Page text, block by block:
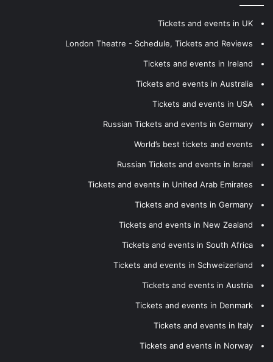
Tickets and events in UK
London Theatre - Schedule, Tickets and Reviews
Tickets and events in Ireland
Tickets and events in Australia
Tickets and events in USA
Russian Tickets and events in Germany
World’s best tickets and events
Russian Tickets and events in Israel
Tickets and events in United Arab Emirates
Tickets and events in Germany
Tickets and events in New Zealand
Tickets and events in South Africa
Tickets and events in Schweizerland
Tickets and events in Austria
Tickets and events in Denmark
Tickets and events in Italy
Tickets and events in Norway